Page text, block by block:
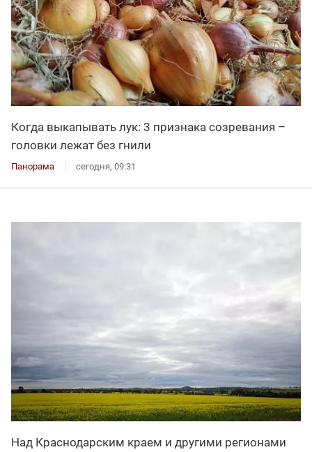
Когда выкапывать лук: 3 признака созревания –
головки лежат без гнили
Панорама сегодня, 09:31
Над Краснодарским краем и другими регионами